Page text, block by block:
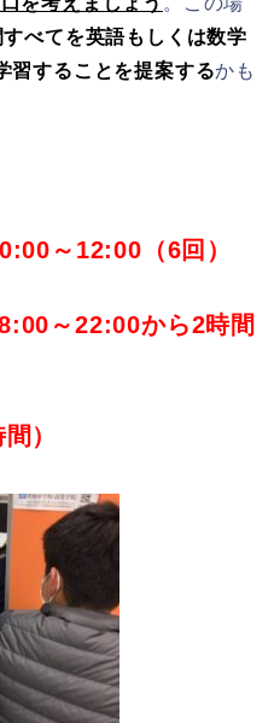
べてを英語もしくは数学
習することを提案するかも
～12:00（6回）
22:00から2時間
）